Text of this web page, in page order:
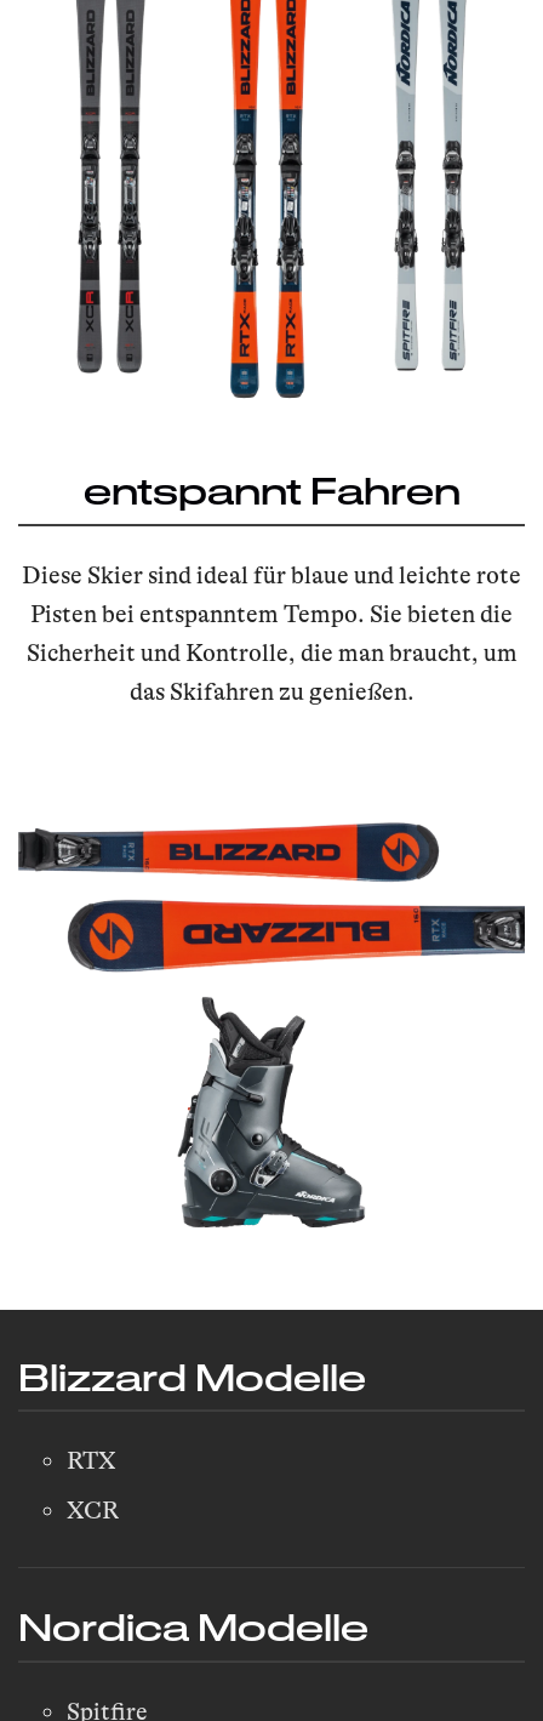
entspannt Fahren
Diese Skier sind ideal für blaue und leichte rote
Pisten bei entspanntem Tempo. Sie bieten die
Sicherheit und Kontrolle, die man braucht, um
das Skifahren zu genießen.
Blizzard Modelle
RTX
XCR
Nordica Modelle
Spitfire